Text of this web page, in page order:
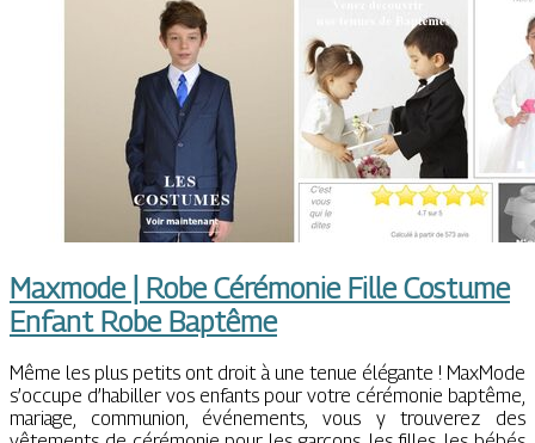
Maxmode | Robe Cérémonie Fille Costume
Enfant Robe Baptême
Même les plus petits ont droit à une tenue élégante ! MaxMode
s’occupe d’habiller vos enfants pour votre cérémonie baptême,
mariage, communion, événements, vous y trouverez des